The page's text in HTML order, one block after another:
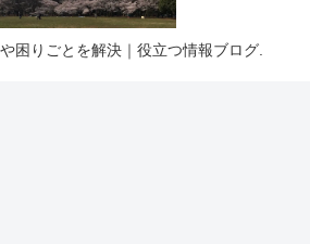
困りごとを解決｜役立つ情報ブログ.